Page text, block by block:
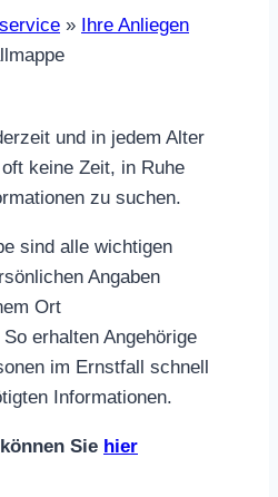
» Ihre Anliegen
und in jedem Alter
keine Zeit, in Ruhe
zu suchen.
sind alle wichtigen
Angaben
Ort
erhalten Angehörige
im Ernstfall schnell
Informationen.
Sie hier